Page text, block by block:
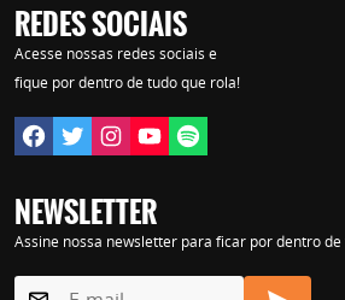
REDES SOCIAIS
Acesse nossas redes sociais e
fique por dentro de tudo que rola!
NEWSLETTER
Assine nossa newsletter para ficar por dentro
Lorem ipsum dolor sit amet,
labore quia nobis nihil tempora